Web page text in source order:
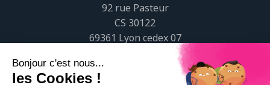
92 rue Pasteur
CS 30122
69361 Lyon cedex 07
popsciences@universite-lyon.fr
Tél.+33 (0)4 37 37 82 01